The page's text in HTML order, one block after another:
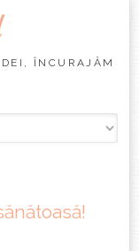
ÎNCURAJĂM